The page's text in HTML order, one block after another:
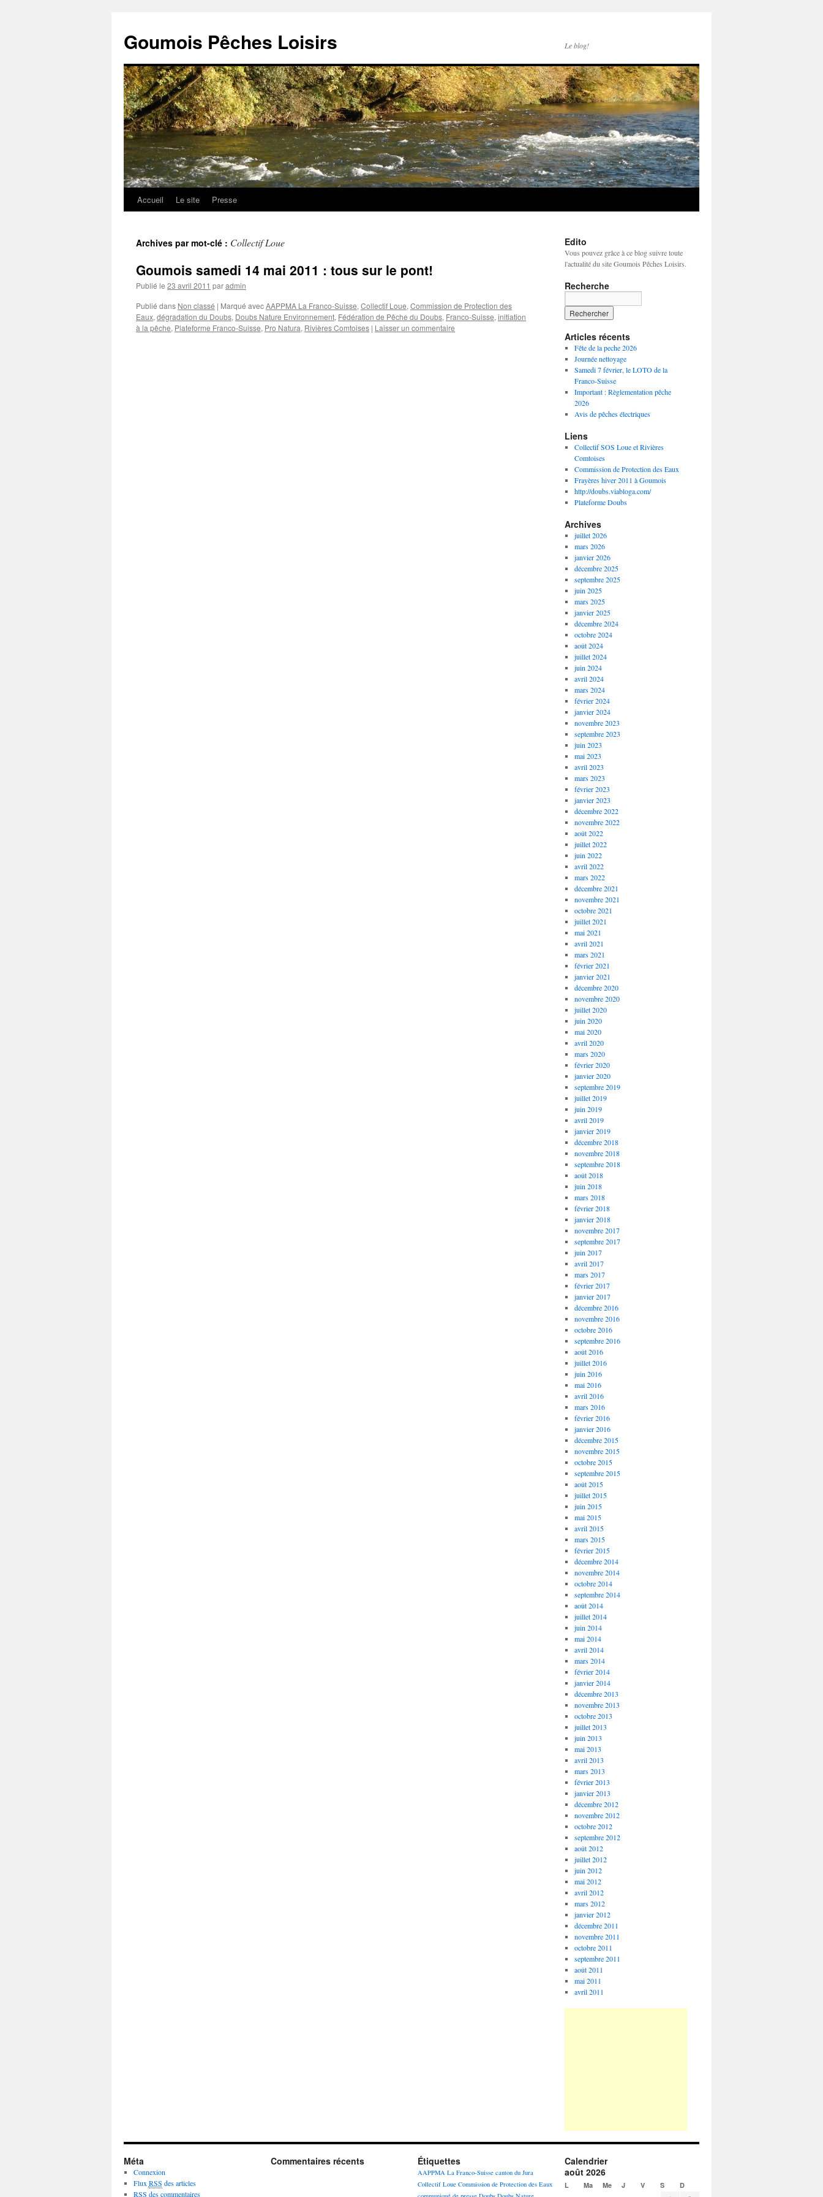
Goumois Pêches Loisirs Le blog!
Aller
contenu
Accueil Le site Presse
Archives par mot-clé : Collectif Loue
Goumois samedi 14 mai 2011 : tous sur le pont!
Publié le 23 avril 2011 paradmin
Publié dans Non classé | Marqué avecAAPPMA La Franco-Suisse, Collectif Loue, Commission de Protection des
Eaux, dégradation du Doubs, Doubs Nature Environnement, Fédération de Pêche du Doubs, Franco-Suisse, initiation
à la pêche, Plateforme Franco-Suisse, Pro Natura, Rivières Comtoises | Laisser un commentaire
Edito
Vous pouvez grâce à ce blog suivre toute
l'actualité du site Goumois Pêches Loisirs.
Recherche
Articles récents
Fête de la peche 2026
Journée nettoyage
Samedi 7 février, le LOTO de la
Franco-Suisse
Important : Règlementation pêche
2026
Avis de pêches électriques
Liens
Collectif SOS Loue et Rivières
Comtoises
Commission de Protection des Eaux
Frayères hiver 2011 à Goumois
http://doubs.viabloga.com/
Plateforme Doubs
Archives
juillet 2026
mars 2026
janvier 2026
décembre 2025
septembre 2025
juin 2025
mars 2025
janvier 2025
décembre 2024
octobre 2024
août 2024
juillet 2024
juin 2024
avril 2024
mars 2024
février 2024
janvier 2024
novembre 2023
septembre 2023
juin 2023
mai 2023
avril 2023
mars 2023
février 2023
janvier 2023
décembre 2022
novembre 2022
août 2022
juillet 2022
juin 2022
avril 2022
mars 2022
décembre 2021
novembre 2021
octobre 2021
juillet 2021
mai 2021
avril 2021
mars 2021
février 2021
janvier 2021
décembre 2020
novembre 2020
juillet 2020
juin 2020
mai 2020
avril 2020
mars 2020
février 2020
janvier 2020
septembre 2019
juillet 2019
juin 2019
avril 2019
janvier 2019
décembre 2018
novembre 2018
septembre 2018
août 2018
juin 2018
mars 2018
février 2018
janvier 2018
novembre 2017
septembre 2017
juin 2017
avril 2017
mars 2017
février 2017
janvier 2017
décembre 2016
novembre 2016
octobre 2016
septembre 2016
août 2016
juillet 2016
juin 2016
mai 2016
avril 2016
mars 2016
février 2016
janvier 2016
décembre 2015
novembre 2015
octobre 2015
septembre 2015
août 2015
juillet 2015
juin 2015
mai 2015
avril 2015
mars 2015
février 2015
décembre 2014
novembre 2014
octobre 2014
septembre 2014
août 2014
juillet 2014
juin 2014
mai 2014
avril 2014
mars 2014
février 2014
janvier 2014
décembre 2013
novembre 2013
octobre 2013
juillet 2013
juin 2013
mai 2013
avril 2013
mars 2013
février 2013
janvier 2013
décembre 2012
novembre 2012
octobre 2012
septembre 2012
août 2012
juillet 2012
juin 2012
mai 2012
avril 2012
mars 2012
janvier 2012
décembre 2011
novembre 2011
octobre 2011
septembre 2011
août 2011
mai 2011
avril 2011
Méta
Connexion
Flux RSS des articles
RSS des commentaires
Commentaires récents Étiquettes
AAPPMA La Franco-Suisse canton du Jura
Collectif Loue Commission de Protection des Eaux
Calendrier
août 2026
L Ma Me J V S D